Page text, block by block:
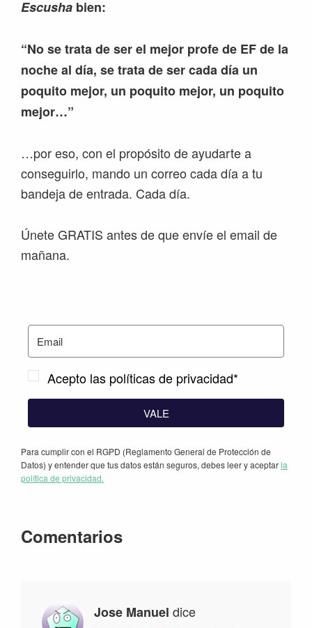
Escusha bien:
“No se trata de ser el mejor profe de EF de la
noche al día, se trata de ser cada día un
poquito mejor, un poquito mejor, un poquito
mejor…”
…por eso, con el propósito de ayudarte a
conseguirlo, mando un correo cada día a tu
bandeja de entrada. Cada día.
Únete GRATIS antes de que envíe el email de
mañana.
Acepto las políticas de privacidad*
VALE
Para cumplir con el RGPD (Reglamento General de Protección de
Datos) y entender que tus datos están seguros, debes leer y aceptarla
política de privacidad.
Interacciones
lectores
Comentarios
Jose Manuel dice